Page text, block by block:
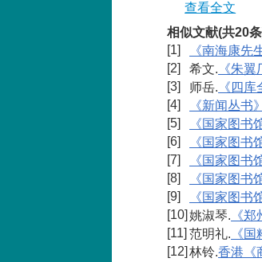
查看全文
相似文献(共20
[1]
《南海康先
[2]
希文. 《朱
[3]
师岳. 《四
[4]
《新闻丛书
[5]
《国家图书
[6]
《国家图书
[7]
《国家图书
[8]
《国家图书
[9]
《国家图书
[10] 姚淑琴. 《
[11] 范明礼. 《
[12] 林铃.香港《